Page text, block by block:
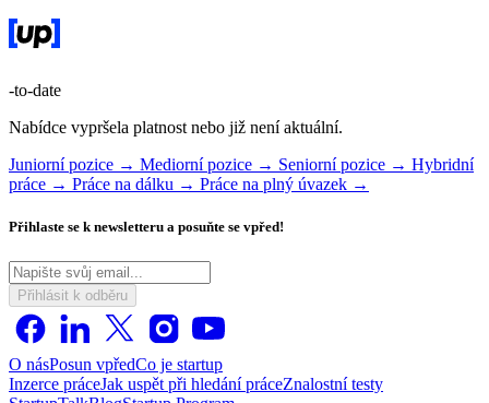
-to-date
Nabídce vypršela platnost nebo již není aktuální.
Juniorní pozice → Mediorní pozice → Seniorní pozice → Hybridní
práce → Práce na dálku → Práce na plný úvazek →
Přihlaste se k newsletteru a posuňte se vpřed!
Přihlásit k odběru
O násPosun vpředCo je startup
Inzerce práceJak uspět při hledání práceZnalostní testy